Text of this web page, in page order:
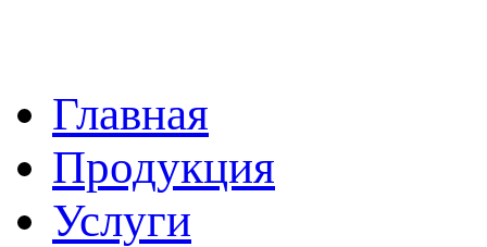
Главная
Продукция
Услуги